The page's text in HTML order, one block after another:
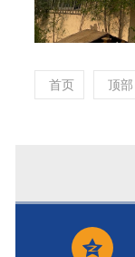
首页 顶部